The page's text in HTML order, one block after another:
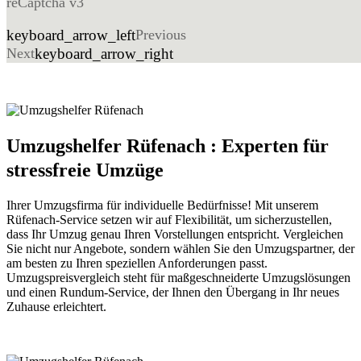
keyboard_arrow_leftPrevious
Nextkeyboard_arrow_right
Umzugshelfer Rüfenach : Experten für
stressfreie Umzüge
Ihrer Umzugsfirma für individuelle Bedürfnisse! Mit unserem
Rüfenach-Service setzen wir auf Flexibilität, um sicherzustellen,
dass Ihr Umzug genau Ihren Vorstellungen entspricht. Vergleichen
Sie nicht nur Angebote, sondern wählen Sie den Umzugspartner, der
am besten zu Ihren speziellen Anforderungen passt.
Umzugspreisvergleich steht für maßgeschneiderte Umzugslösungen
und einen Rundum-Service, der Ihnen den Übergang in Ihr neues
Zuhause erleichtert.